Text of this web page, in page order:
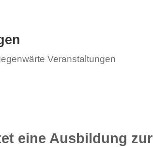
Veranstaltungen
eine Ausbildung zur